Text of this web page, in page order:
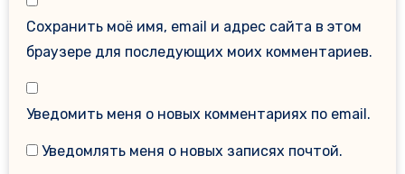
Сохранить моё имя, email и адрес сайта в этом
браузере для последующих моих комментариев.
Уведомить меня о новых комментариях по email.
Уведомлять меня о новых записях почтой.